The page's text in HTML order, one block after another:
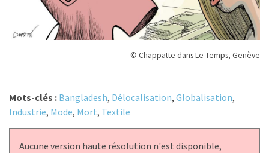
© Chappatte dans Le Temps, Genève
Mots-clés : Bangladesh, Délocalisation, Globalisation,
Industrie, Mode, Mort, Textile
Aucune version haute résolution n'est disponible,